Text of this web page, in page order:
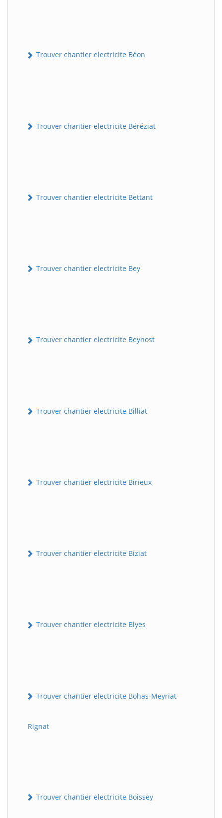
Trouver chantier electricite Béon
Trouver chantier electricite Béréziat
Trouver chantier electricite Bettant
Trouver chantier electricite Bey
Trouver chantier electricite Beynost
Trouver chantier electricite Billiat
Trouver chantier electricite Birieux
Trouver chantier electricite Biziat
Trouver chantier electricite Blyes
Trouver chantier electricite Bohas-Meyriat-
Rignat
Trouver chantier electricite Boissey